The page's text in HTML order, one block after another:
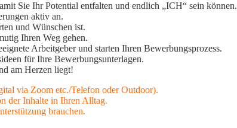
Sie Ihr Potential entfalten und endlich „ICH“ sein können.
aktiv an.
und Wünschen ist.
Ihren Weg gehen.
Arbeitgeber und starten Ihren Bewerbungsprozess.
für Ihre Bewerbungsunterlagen.
am Herzen liegt!
via Zoom etc./Telefon oder Outdoor).
der Inhalte in Ihren Alltag.
brauchen.